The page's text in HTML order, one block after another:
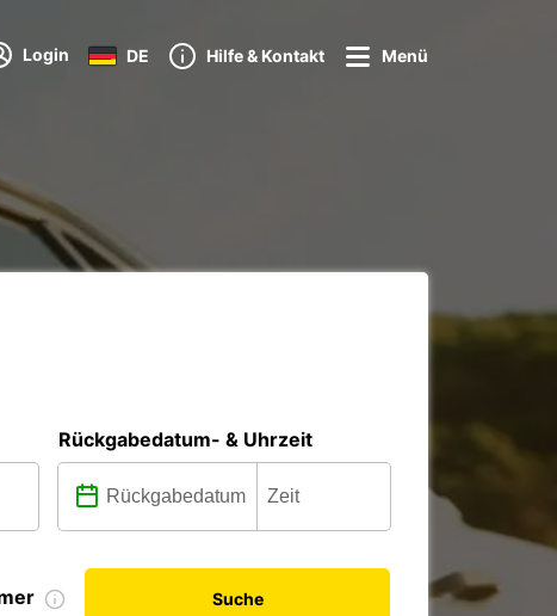
Login DE Hilfe & Kontakt Menü
Rückgabedatum- & Uhrzeit
Suche